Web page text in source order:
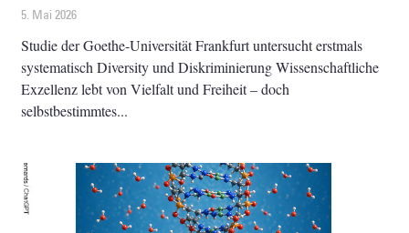
5. Mai 2026
Studie der Goethe-Universität Frankfurt untersucht erstmals
systematisch Diversity und Diskriminierung Wissenschaftliche
Exzellenz lebt von Vielfalt und Freiheit – doch
selbstbestimmtes